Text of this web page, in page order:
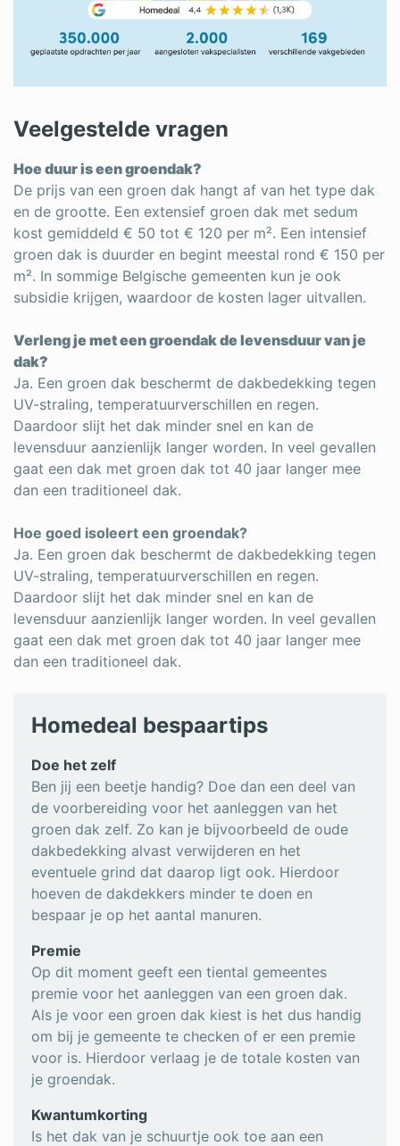
Veelgestelde vragen
Hoe duur is een groendak?
De prijs van een groen dak hangt af van het type dak
en de grootte. Een extensief groen dak met sedum
kost gemiddeld € 50 tot € 120 per m². Een intensief
groen dak is duurder en begint meestal rond € 150 per
m². In sommige Belgische gemeenten kun je ook
subsidie krijgen, waardoor de kosten lager uitvallen.
Verleng je met een groendak de levensduur van je
dak?
Ja. Een groen dak beschermt de dakbedekking tegen
UV-straling, temperatuurverschillen en regen.
Daardoor slijt het dak minder snel en kan de
levensduur aanzienlijk langer worden. In veel gevallen
gaat een dak met groen dak tot 40 jaar langer mee
dan een traditioneel dak.
Hoe goed isoleert een groendak?
Ja. Een groen dak beschermt de dakbedekking tegen
UV-straling, temperatuurverschillen en regen.
Daardoor slijt het dak minder snel en kan de
levensduur aanzienlijk langer worden. In veel gevallen
gaat een dak met groen dak tot 40 jaar langer mee
dan een traditioneel dak.
Homedeal bespaartips
Doe het zelf
Ben jij een beetje handig? Doe dan een deel van
de voorbereiding voor het aanleggen van het
groen dak zelf. Zo kan je bijvoorbeeld de oude
dakbedekking alvast verwijderen en het
eventuele grind dat daarop ligt ook. Hierdoor
hoeven de dakdekkers minder te doen en
bespaar je op het aantal manuren.
Premie
Op dit moment geeft een tiental gemeentes
premie voor het aanleggen van een groen dak.
Als je voor een groen dak kiest is het dus handig
om bij je gemeente te checken of er een premie
voor is. Hierdoor verlaag je de totale kosten van
je groendak.
Kwantumkorting
Is het dak van je schuurtje ook toe aan een